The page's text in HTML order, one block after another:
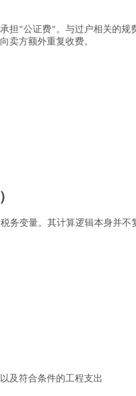
担“公证费”。与过户相关的规
卖方额外重复收费。
务变量。其计算逻辑本身并
及符合条件的工程支出